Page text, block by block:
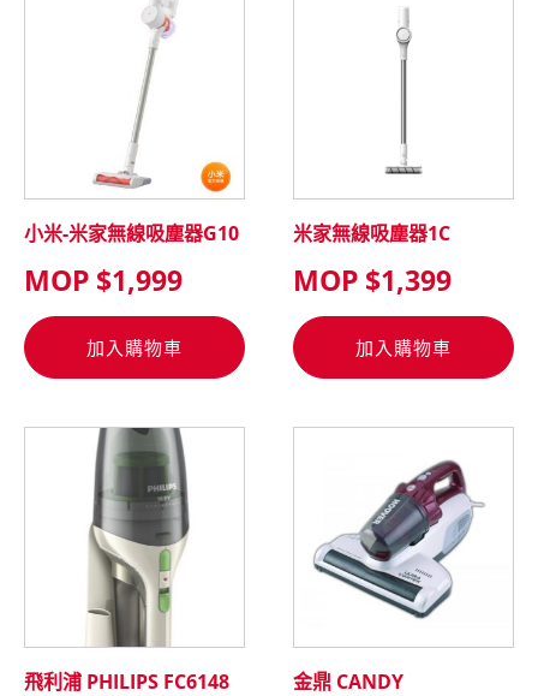
小米-米家無線吸塵器G10
MOP $1,999
加入購物車
米家無線吸塵器1C
MOP $1,399
加入購物車
飛利浦 PHILIPS FC6148
金鼎 CANDY